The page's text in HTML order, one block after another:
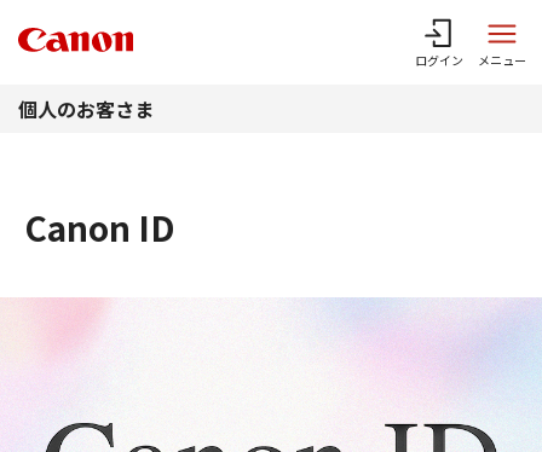
ログイン メニュー
個人のお客さま
Canon ID